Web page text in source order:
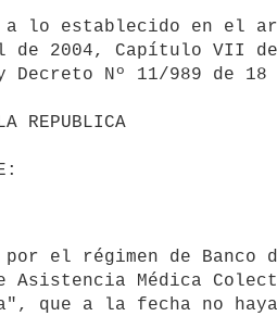
y a lo establecido en el
de 2004, Capítulo VII
Nº 11/989 de 18
Médica
que a la fecha no